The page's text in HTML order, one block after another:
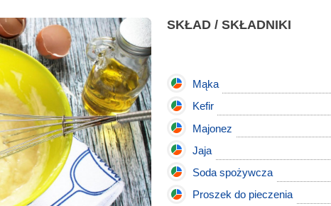
SKŁAD / SKŁADNIKI
Mąka
Kefir
Majonez
Jaja
Soda spożywcza
Proszek do pieczenia